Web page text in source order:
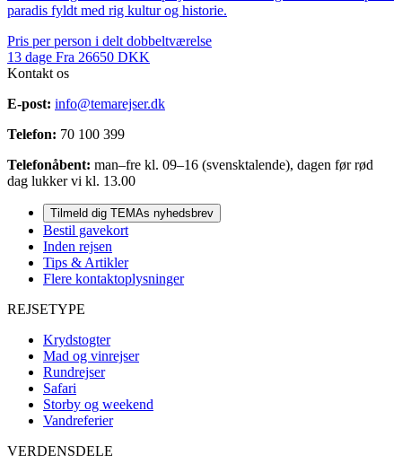
paradis fyldt med rig kultur og historie.
Pris per person i delt dobbeltværelse
13 dage Fra 26650 DKK
Kontakt os
E-post: info@temarejser.dk
Telefon: 70 100 399
Telefonåbent: man–fre kl. 09–16 (svensktalende), dagen før rød
dag lukker vi kl. 13.00
Tilmeld dig TEMAs nyhedsbrev
Bestil gavekort
Inden rejsen
Tips & Artikler
Flere kontaktoplysninger
REJSETYPE
Krydstogter
Mad og vinrejser
Rundrejser
Safari
Storby og weekend
Vandreferier
VERDENSDELE